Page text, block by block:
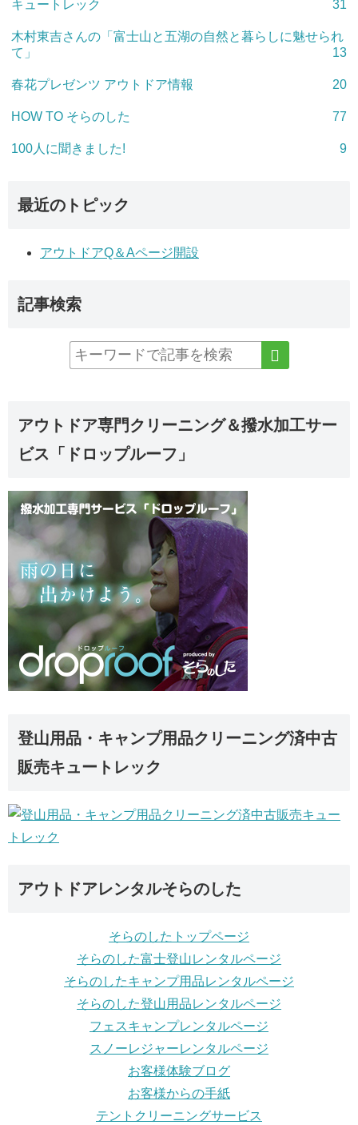
キュートレック 31
木村東吉さんの「富士山と五湖の自然と暮らしに魅せられ
て」
13
春花プレゼンツ アウトドア情報 20
HOW TO そらのした 77
100人に聞きました! 9
最近のトピック
アウトドアQ＆Aページ開設
記事検索
アウトドア専門クリーニング＆撥水加工サー
ビス「ドロップルーフ」
登山用品・キャンプ用品クリーニング済中古
販売キュートレック
アウトドアレンタルそらのした
そらのしたトップページ
そらのした富士登山レンタルページ
そらのしたキャンプ用品レンタルページ
そらのした登山用品レンタルページ
フェスキャンプレンタルページ
スノーレジャーレンタルページ
お客様体験ブログ
お客様からの手紙
テントクリーニングサービス